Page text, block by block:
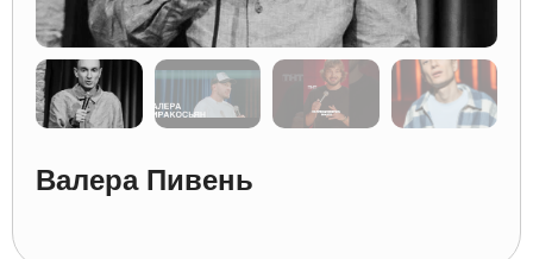
Валера Пивень